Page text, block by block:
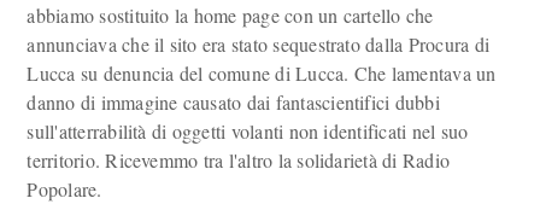
abbiamo sostituito la home page con un cartello che
annunciava che il sito era stato sequestrato dalla Procura di
Lucca su denuncia del comune di Lucca. Che lamentava un
danno di immagine causato dai fantascientifici dubbi
sull'atterrabilità di oggetti volanti non identificati nel suo
territorio. Ricevemmo tra l'altro la solidarietà di Radio
Popolare.